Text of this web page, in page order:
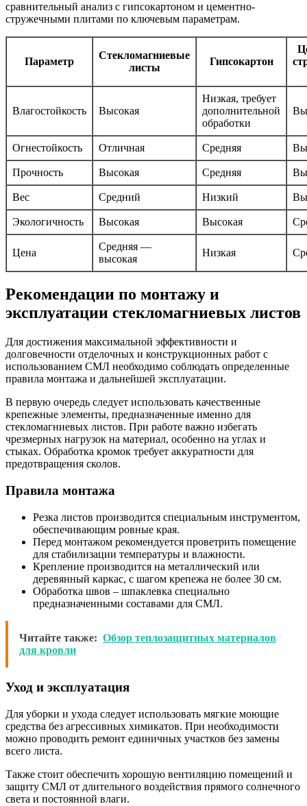
сравнительный анализ с гипсокартоном и цементно-
стружечными плитами по ключевым параметрам.
Параметр
Стекломагниевые
листы
Гипсокартон
Влагостойкость Высокая
Низкая, требует
дополнительной
обработки
Огнестойкость Отличная Средняя
Прочность Высокая Средняя
Вес Средний Низкий
Экологичность Высокая Высокая
Цена
Средняя —
высокая
Низкая
Рекомендации по монтажу и
эксплуатации стекломагниевых листов
Для достижения максимальной эффективности и
долговечности отделочных и конструкционных работ с
использованием СМЛ необходимо соблюдать определенные
правила монтажа и дальнейшей эксплуатации.
В первую очередь следует использовать качественные
крепежные элементы, предназначенные именно для
стекломагниевых листов. При работе важно избегать
чрезмерных нагрузок на материал, особенно на углах и
стыках. Обработка кромок требует аккуратности для
предотвращения сколов.
Правила монтажа
Резка листов производится специальным инструментом,
обеспечивающим ровные края.
Перед монтажом рекомендуется проветрить помещение
для стабилизации температуры и влажности.
Крепление производится на металлический или
деревянный каркас, с шагом крепежа не более 30 см.
Обработка швов – шпаклевка специально
предназначенными составами для СМЛ.
Читайте также: Обзор теплозащитных материалов
для кровли
Уход и эксплуатация
Для уборки и ухода следует использовать мягкие моющие
средства без агрессивных химикатов. При необходимости
можно проводить ремонт единичных участков без замены
всего листа.
Также стоит обеспечить хорошую вентиляцию помещений и
защиту СМЛ от длительного воздействия прямого солнечного
света и постоянной влаги.